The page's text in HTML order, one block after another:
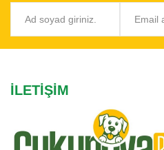
İLETIŞIM